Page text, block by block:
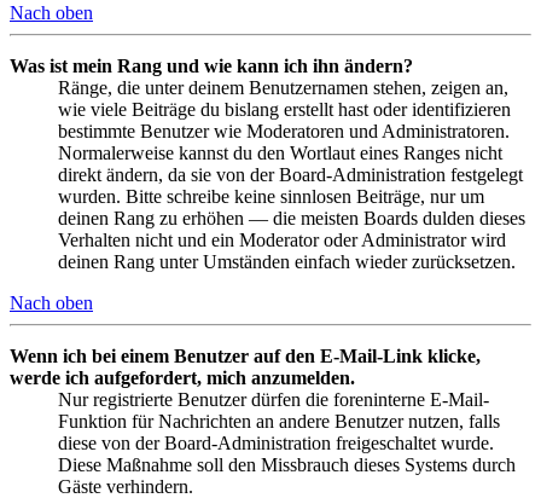
Nach oben
Was ist mein Rang und wie kann ich ihn ändern?
Ränge, die unter deinem Benutzernamen stehen, zeigen an,
wie viele Beiträge du bislang erstellt hast oder identifizieren
bestimmte Benutzer wie Moderatoren und Administratoren.
Normalerweise kannst du den Wortlaut eines Ranges nicht
direkt ändern, da sie von der Board-Administration festgelegt
wurden. Bitte schreibe keine sinnlosen Beiträge, nur um
deinen Rang zu erhöhen — die meisten Boards dulden dieses
Verhalten nicht und ein Moderator oder Administrator wird
deinen Rang unter Umständen einfach wieder zurücksetzen.
Nach oben
Wenn ich bei einem Benutzer auf den E-Mail-Link klicke,
werde ich aufgefordert, mich anzumelden.
Nur registrierte Benutzer dürfen die foreninterne E-Mail-
Funktion für Nachrichten an andere Benutzer nutzen, falls
diese von der Board-Administration freigeschaltet wurde.
Diese Maßnahme soll den Missbrauch dieses Systems durch
Gäste verhindern.